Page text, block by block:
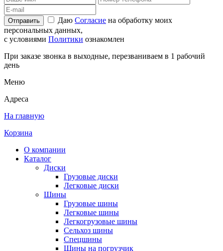
Отправить Даю Согласие на обработку моих
персональных данных,
с условиями Политики ознакомлен
При заказе звонка в выходные, перезваниваем в 1 рабочий
день
Меню
Адреса
На главную
Корзина
О компании
Каталог
Диски
Грузовые диски
Легковые диски
Шины
Грузовые шины
Легковые шины
Легкогрузовые шины
Сельхоз шины
Спецшины
Шины на погрузчик